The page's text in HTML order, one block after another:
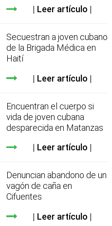
Leer artículo
Secuestran a joven cubano
de la Brigada Médica en
Haití
Leer artículo
Encuentran el cuerpo si
vida de joven cubana
desparecida en Matanzas
Leer artículo
Denuncian abandono de un
vagón de caña en
Cifuentes
Leer artículo